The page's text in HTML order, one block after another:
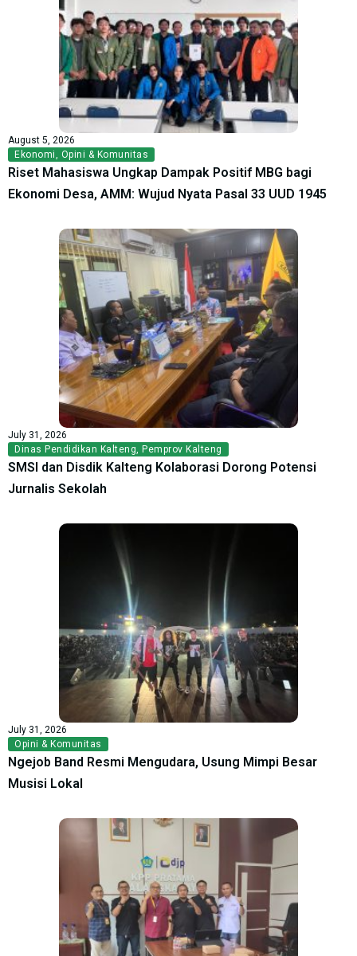
August 5, 2026
Ekonomi, Opini & Komunitas
Riset Mahasiswa Ungkap Dampak Positif MBG bagi
Ekonomi Desa, AMM: Wujud Nyata Pasal 33 UUD 1945
July 31, 2026
Dinas Pendidikan Kalteng, Pemprov Kalteng
SMSI dan Disdik Kalteng Kolaborasi Dorong Potensi
Jurnalis Sekolah
July 31, 2026
Opini & Komunitas
Ngejob Band Resmi Mengudara, Usung Mimpi Besar
Musisi Lokal